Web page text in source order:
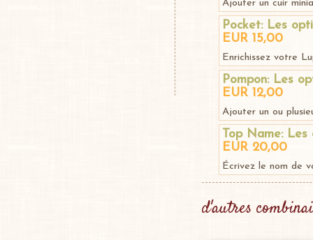
Ajouter un cuir
Pocket: Les
EUR 15,00
Enrichissez votre
Pompon: Les
EUR 12,00
Ajouter un ou
Top Name: Les
EUR 20,00
Écrivez le nom de
d'autres